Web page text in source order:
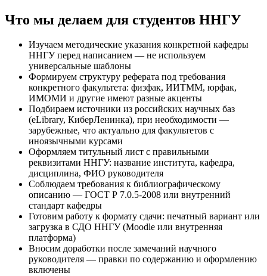
Что мы делаем для студентов ННГУ
Изучаем методические указания конкретной кафедры
ННГУ перед написанием — не используем
универсальные шаблоны
Формируем структуру реферата под требования
конкретного факультета: физфак, ИИТММ, юрфак,
ИМОМИ и другие имеют разные акценты
Подбираем источники из российских научных баз
(eLibrary, КиберЛенинка), при необходимости —
зарубежные, что актуально для факультетов с
иноязычными курсами
Оформляем титульный лист с правильными
реквизитами ННГУ: название института, кафедра,
дисциплина, ФИО руководителя
Соблюдаем требования к библиографическому
описанию — ГОСТ Р 7.0.5-2008 или внутренний
стандарт кафедры
Готовим работу к формату сдачи: печатный вариант или
загрузка в СДО ННГУ (Moodle или внутренняя
платформа)
Вносим доработки после замечаний научного
руководителя — правки по содержанию и оформлению
включены